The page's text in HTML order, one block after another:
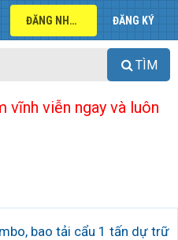
ĐĂNG NHẬP ĐĂNG KÝ
TÌM
vĩnh viễn ngay và luôn
bao tải cẩu 1 tấn dự trữ